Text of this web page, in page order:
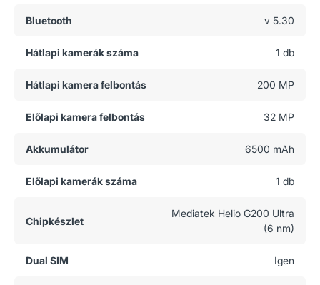
Bluetooth v 5.30
Hátlapi kamerák száma 1 db
Hátlapi kamera felbontás 200 MP
Előlapi kamera felbontás 32 MP
Akkumulátor 6500 mAh
Előlapi kamerák száma 1 db
Chipkészlet
Mediatek Helio G200 Ultra
(6 nm)
Dual SIM Igen